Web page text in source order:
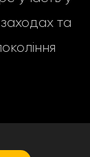
та